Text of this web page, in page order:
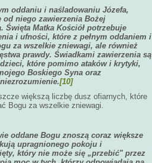
oddaniu i naśladowaniu Józefa,
od niego zawierzenia Bożej
Matka Kościół potrzebuje
i ufności, które z pełnym oddaniem i
za wszelkie zniewagi, ale również
prawdy. Świadkami zawierzenia są
które pomimo ataków i krytyki,
Boskiego Syna oraz
[10]
większą liczbę dusz ofiarnych, które
Bogu za wszelkie zniewagi.
oddane Bogu znoszą coraz większe
upragnionego pokoju i
który nie może się „przebić" przez